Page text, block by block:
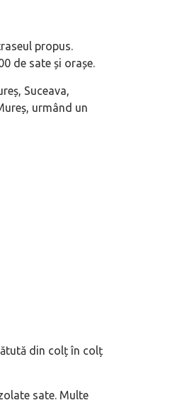
propus.
de sate și orașe.
Suceava,
urmând un
din colț în colț
sate. Multe